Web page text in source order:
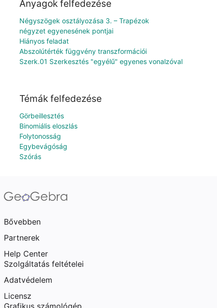
Anyagok felfedezése
Négyszögek osztályozása 3. – Trapézok
négyzet egyenesének pontjai
Hiányos feladat
Abszolútérték függvény transzformációi
Szerk.01 Szerkesztés "egyélű" egyenes vonalzóval
Témák felfedezése
Görbeillesztés
Binomiális eloszlás
Folytonosság
Egybevágóság
Szórás
Bővebben
Partnerek
Help Center
Szolgáltatás feltételei
Adatvédelem
Licensz
Grafikus számológép